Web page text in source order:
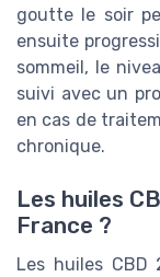
goutte le soir
ensuite
sommeil, le
suivi avec un
en cas de
chronique.
Les huiles
France ?
Les huiles